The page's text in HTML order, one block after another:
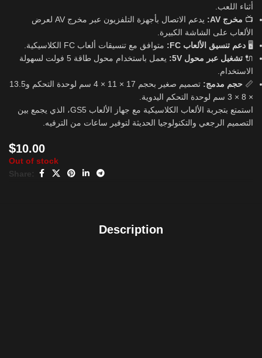
أثناء اللعب.
📺 مخرج AV:
يدعم الاتصال بأجهزة التلفزيون عبر مخرج AV لعرض
الألعاب على الشاشة الكبيرة.
🖥️دعم تنسيق الألعاب FC:
متوافق مع تنسيقات ألعاب FC الكلاسيكية.
🔌تشغيل عبر محول 5V:
يعمل باستخدام محول طاقة 5 فولت لسهولة
الاستخدام.
📏حجم مدمج:
تصميم صغير بحجم 17 × 11 × 4 سم لوحدة التحكم و13.5
× 8 × 3 سم لوحدة التحكم اليدوية.
استمتع بتجربة الألعاب الكلاسيكية مع جهاز الألعاب GS5، الذي يجمع بين
التصميم الرجعي والتكنولوجيا الحديثة لتوفير ساعات من الترفيه.
$10.00
Out of stock
Share:
Description